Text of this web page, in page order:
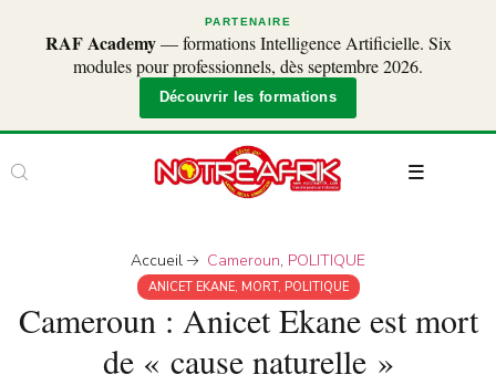
PARTENAIRE
RAF Academy— formations Intelligence Artificielle. Six
modules pour professionnels, dès septembre 2026.
Découvrir les formations
Accueil Cameroun, POLITIQUE
ANICET EKANE, MORT, POLITIQUE
Cameroun : Anicet Ekane est mort
de « cause naturelle »